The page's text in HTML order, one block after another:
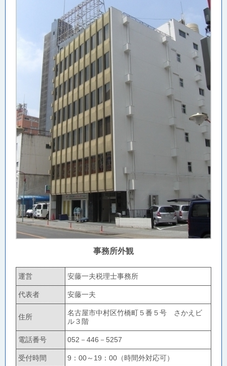
事務所外観
運営 安藤一夫税理士事務所
代表者 安藤一夫
住所
名古屋市中村区竹橋町５番５号 さかえビ
ル３階
電話番号 052－446－5257
受付時間 9：00～19：00（時間外対応可）